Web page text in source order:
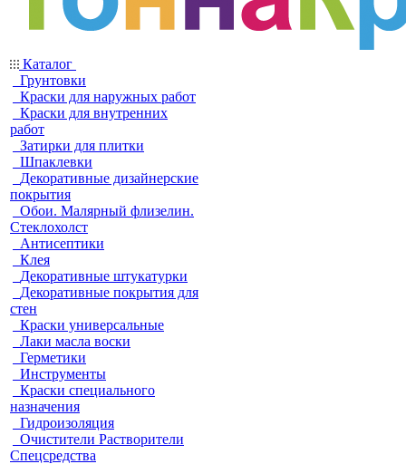
Каталог
Грунтовки
Краски для наружных работ
Краски для внутренних
работ
Затирки для плитки
Шпаклевки
Декоративные дизайнерские
покрытия
Обои. Малярный флизелин.
Стеклохолст
Антисептики
Клея
Декоративные штукатурки
Декоративные покрытия для
стен
Краски универсальные
Лаки масла воски
Герметики
Инструменты
Краски специального
назначения
Гидроизоляция
Очистители Растворители
Спецсредства